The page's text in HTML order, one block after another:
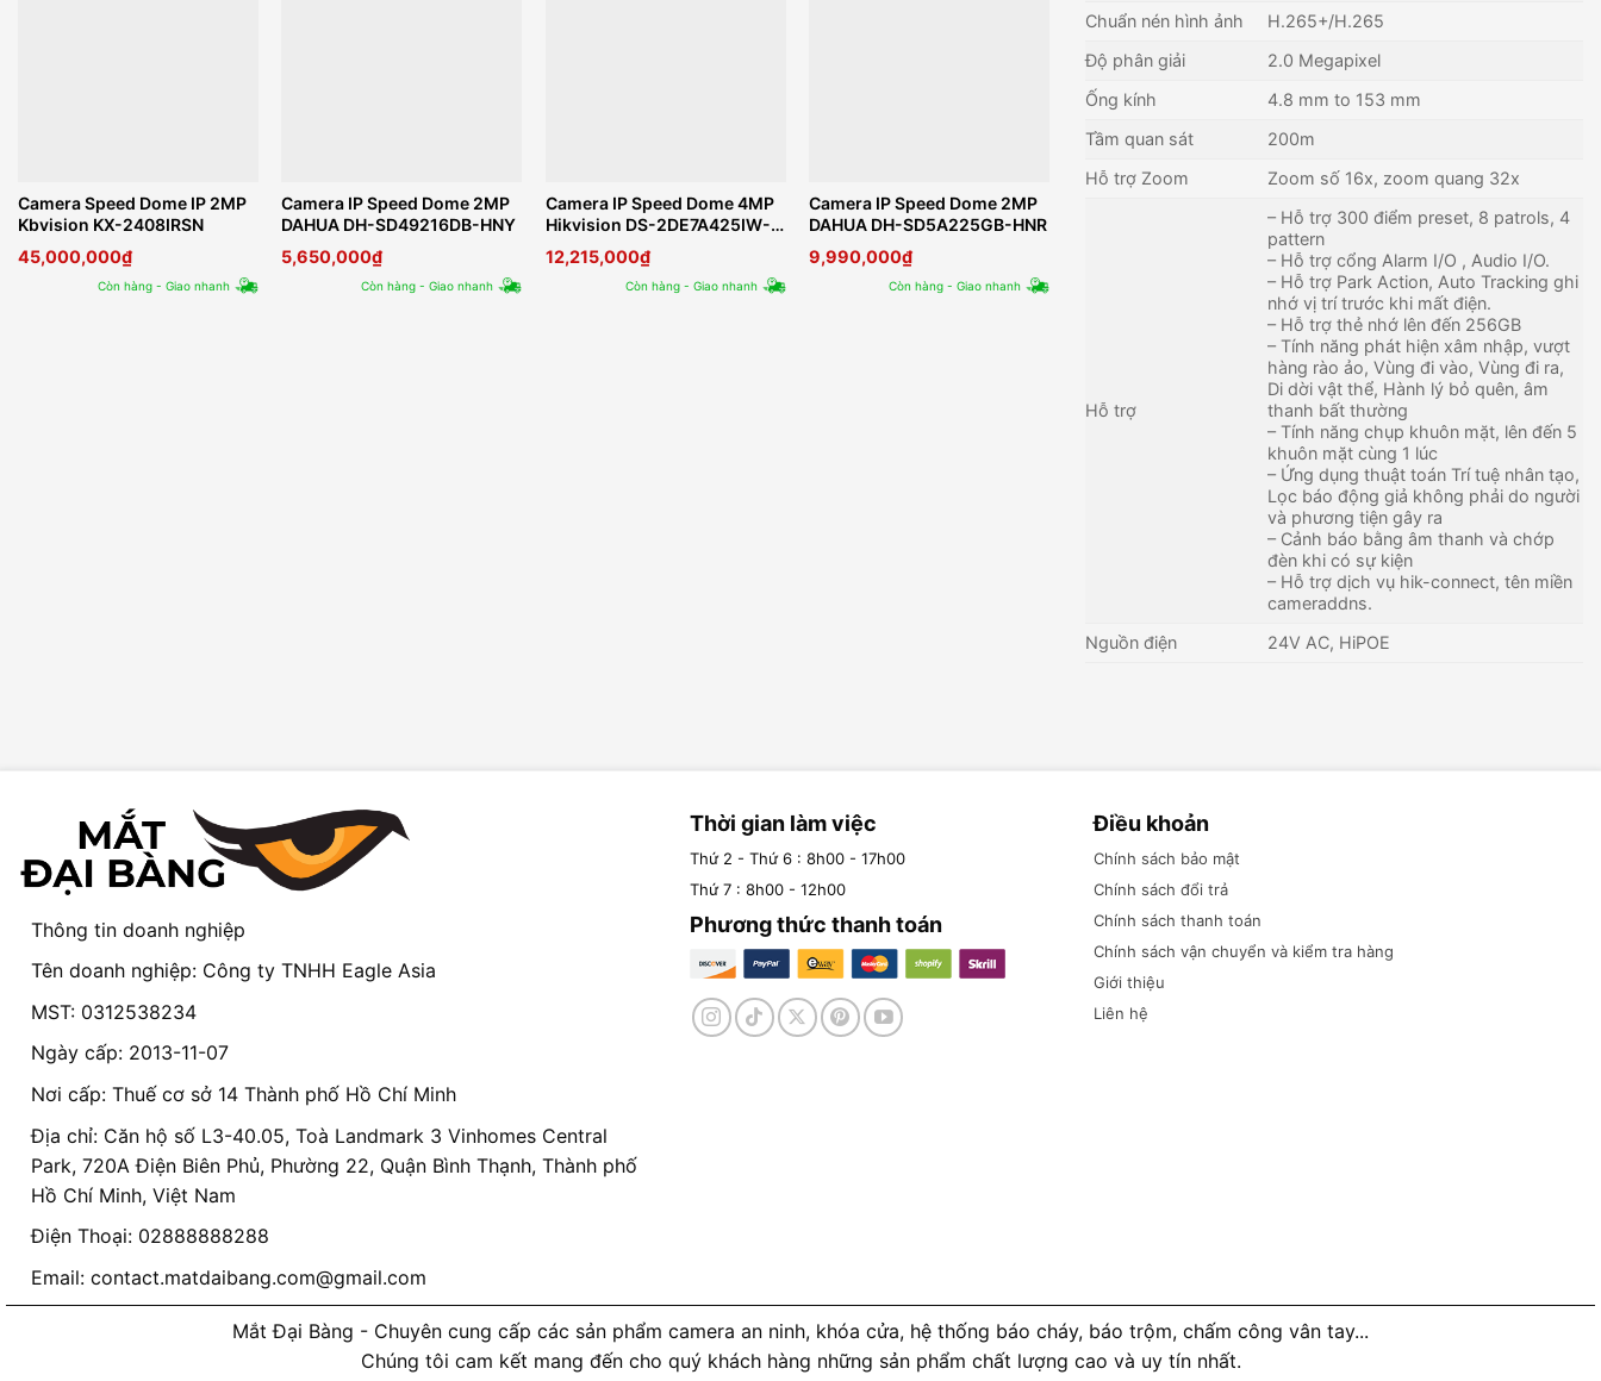
Camera Speed Dome IP 2MP
Kbvision KX-2408IRSN
45,000,000₫
Còn hàng - Giao nhanh
Camera IP Speed Dome 2MP
DAHUA DH-SD49216DB-HNY
5,650,000₫
Còn hàng - Giao nhanh
Camera IP Speed Dome 4MP
Hikvision DS-2DE7A425IW-
AEB
12,215,000₫
Còn hàng - Giao nhanh
Camera IP Speed Dome 2MP
DAHUA DH-SD5A225GB-HNR
9,990,000₫
Còn hàng - Giao nhanh
DAHUA DH-SD6CE445GB-
Còn hàng - Giao nhanh
HIKVISION DS-2DE4215W-
Liên hệ
Còn hàng - Giao nhanh
Chuẩn nén hình ảnh
H.265+/H.265
Độ phân giải
2.0 Megapixel
Ống kính
4.8 mm to 153 mm
Tầm quan sát
200m
Hỗ trợ Zoom
Zoom số 16x, zoom quang 32x
Hỗ trợ
– Hỗ trợ 300 điểm preset, 8 patrols, 4
pattern
– Hỗ trợ cổng Alarm I/O , Audio I/O.
– Hỗ trợ Park Action, Auto Tracking ghi
nhớ vị trí trước khi mất điện.
– Hỗ trợ thẻ nhớ lên đến 256GB
– Tính năng phát hiện xâm nhập, vượt
hàng rào ảo, Vùng đi vào, Vùng đi ra,
Di dời vật thể, Hành lý bỏ quên, âm
thanh bất thường
– Tính năng chụp khuôn mặt, lên đến 5
khuôn mặt cùng 1 lúc
– Ứng dụng thuật toán Trí tuệ nhân tạo,
Lọc báo động giả không phải do người
và phương tiện gây ra
– Cảnh báo bằng âm thanh và chớp
đèn khi có sự kiện
– Hỗ trợ dịch vụ hik-connect, tên miền
cameraddns.
Nguồn điện
24V AC, HiPOE
Thông tin doanh nghiệp
Tên doanh nghiệp: Công ty TNHH Eagle Asia
MST: 0312538234
Ngày cấp: 2013-11-07
Nơi cấp: Thuế cơ sở 14 Thành phố Hồ Chí Minh
Địa chỉ: Căn hộ số L3-40.05, Toà Landmark 3 Vinhomes Central
Park, 720A Điện Biên Phủ, Phường 22, Quận Bình Thạnh, Thành phố
Hồ Chí Minh, Việt Nam
Điện Thoại: 02888888288
Email: contact.matdaibang.com@gmail.com
Thời gian làm việc
Thứ 2 - Thứ 6 : 8h00 - 17h00
Thứ 7 : 8h00 - 12h00
Phương thức thanh toán
Điều khoản
Chính sách bảo mật
Chính sách đổi trả
Chính sách thanh toán
Chính sách vận chuyển và kiểm tra hàng
Giới thiệu
Liên hệ
Mắt Đại Bàng - Chuyên cung cấp các sản phẩm camera an ninh, khóa cửa, hệ thống báo cháy, báo trộm, chấm công vân tay...
Chúng tôi cam kết mang đến cho quý khách hàng những sản phẩm chất lượng cao và uy tín nhất.